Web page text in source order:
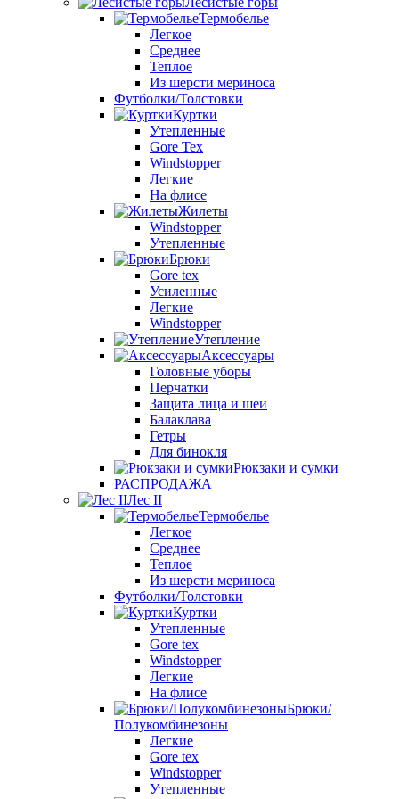
Термобелье
Легкое
Среднее
Теплое
Из шерсти мериноса
Футболки/Толстовки
Куртки
Утепленные
Gore Tex
Windstopper
Легкие
На флисе
Жилеты
Windstopper
Утепленные
Брюки
Gore tex
Усиленные
Легкие
Windstopper
Утепление
Аксессуары
Головные уборы
Перчатки
Защита лица и шеи
Балаклава
Гетры
Для бинокля
Рюкзаки и сумки
РАСПРОДАЖА
Лес II
Термобелье
Легкое
Среднее
Теплое
Из шерсти мериноса
Футболки/Толстовки
Куртки
Утепленные
Gore tex
Windstopper
Легкие
На флисе
Брюки/
Полукомбинезоны
Легкие
Gore tex
Windstopper
Утепленные